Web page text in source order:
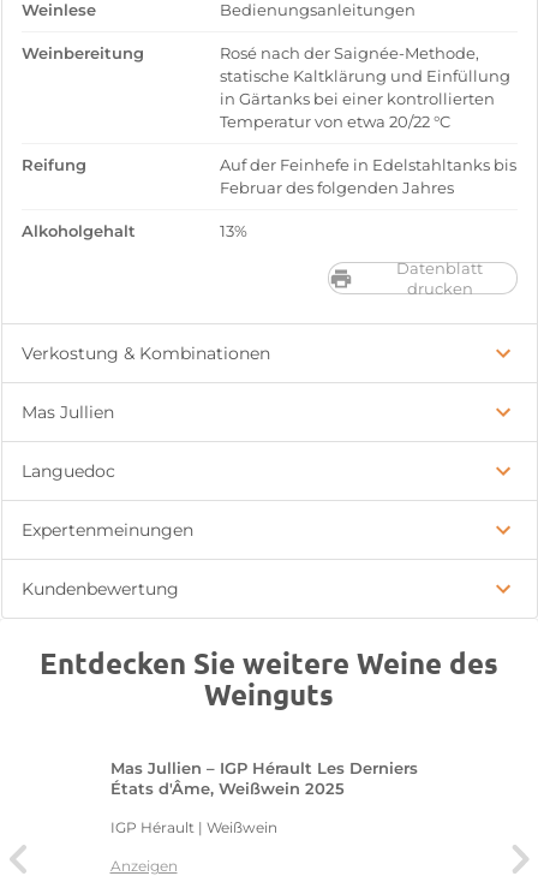
Weinlese Bedienungsanleitungen
Weinbereitung
Rosé nach der Saignée-Methode,
statische Kaltklärung und Einfüllung
in Gärtanks bei einer kontrollierten
Temperatur von etwa 20/22 °C
Reifung
Auf der Feinhefe in Edelstahltanks bis
Februar des folgenden Jahres
Alkoholgehalt 13%
Datenblatt
drucken
Verkostung & Kombinationen
Mas Jullien
Languedoc
Expertenmeinungen
Kundenbewertung
Entdecken Sie weitere Weine des
Weinguts
Mas Jullien – IGP Hérault Les Derniers
États d'Âme, Weißwein 2025
IGP Hérault | Weißwein
Anzeigen